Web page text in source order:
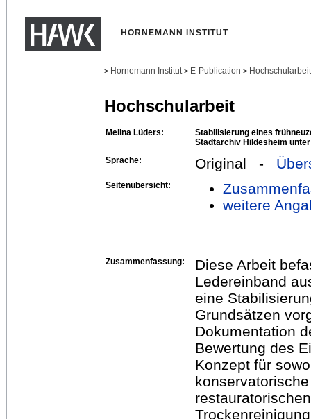
HORNEMANN INSTITUT
> Hornemann Institut > E-Publication >
Hochschularbeit
Melina Lüders:
Stabilisierung eines
Stadtarchiv Hildesheim
Sprache:
Original -
Seitenübersicht:
weitere
Zusammenfassung:
Diese Arbeit
Ledereinband
eine
Grundsätzen
Dokumentation
Bewertung des
Konzept für